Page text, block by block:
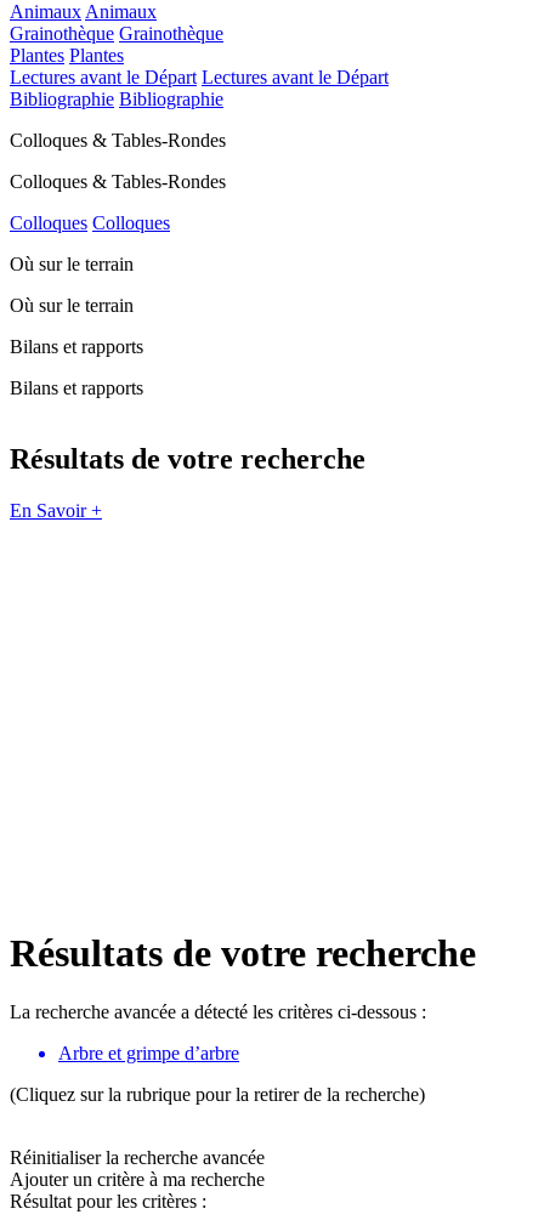
AnimauxAnimaux
Grainothèque Grainothèque
Plantes Plantes
Lectures avant le Départ Lectures avant le Départ
Bibliographie Bibliographie
Colloques & Tables-Rondes
Colloques & Tables-Rondes
Colloques Colloques
Où sur le terrain
Où sur le terrain
Bilans et rapports
Bilans et rapports
Résultats de votre recherche
En Savoir +
Résultats de votre recherche
La recherche avancée a détecté les critères ci-dessous :
Arbre et grimpe d’arbre
(Cliquez sur la rubrique pour la retirer de la recherche)
Réinitialiser la recherche avancée
Ajouter un critère à ma recherche
Résultat pour les critères :